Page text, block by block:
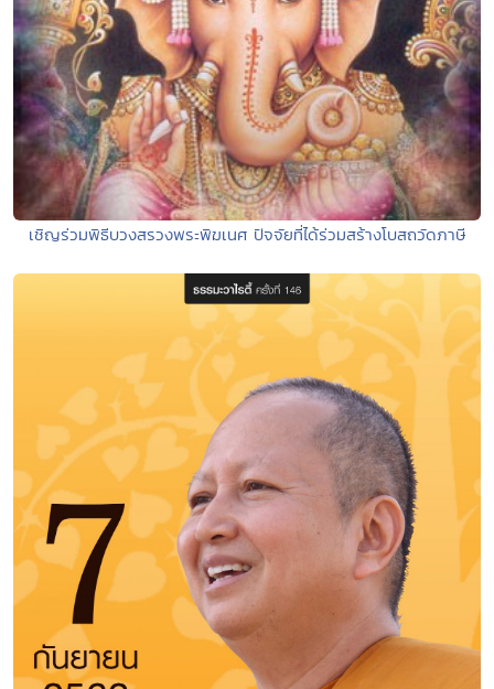
เชิญร่วมพิธีบวงสรวงพระพิฆเนศ ปัจจัยที่ได้ร่วมสร้างโบสถวัดภาษี